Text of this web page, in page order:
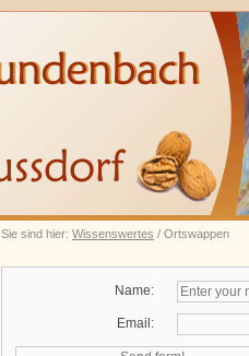
Sie sind hier: Wissenswertes / Ortswappen
Name:
Email: